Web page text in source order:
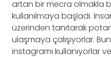
artan bir mecra olmakla
kullanılmaya başladı.
üzerinden tanıtarak
ulaşmaya çalışıyorlar.
instagramı kullanıyorlar